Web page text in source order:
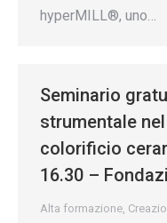
hyperMILL®, uno…
Seminario
strumentale
colorificio
16.30 –
Alta formazione,